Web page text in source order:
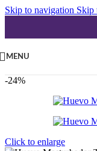
Skip to navigation Skip
MENU
-24%
Click to enlarge